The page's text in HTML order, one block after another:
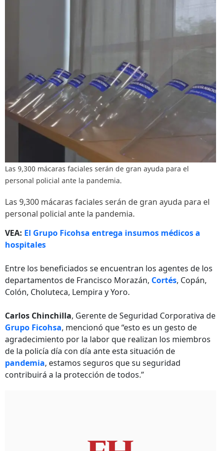
Las 9,300 mácaras faciales serán de gran ayuda para el
personal policial ante la pandemia.
Las 9,300 mácaras faciales serán de gran ayuda para el
personal policial ante la pandemia.
VEA: El Grupo Ficohsa entrega insumos médicos a
hospitales
Entre los beneficiados se encuentran los agentes de los
departamentos de Francisco Morazán, Cortés, Copán,
Colón, Choluteca, Lempira y Yoro.
Carlos Chinchilla, Gerente de Seguridad Corporativa de
Grupo Ficohsa, mencionó que “esto es un gesto de
agradecimiento por la labor que realizan los miembros
de la policía día con día ante esta situación de
pandemia, estamos seguros que su seguridad
contribuirá a la protección de todos.”